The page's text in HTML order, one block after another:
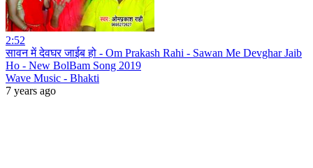
2:52
सावन में देवघर जाईब हो - Om Prakash Rahi - Sawan Me Devghar Jaib
Ho - New BolBam Song 2019
Wave Music - Bhakti
7 years ago